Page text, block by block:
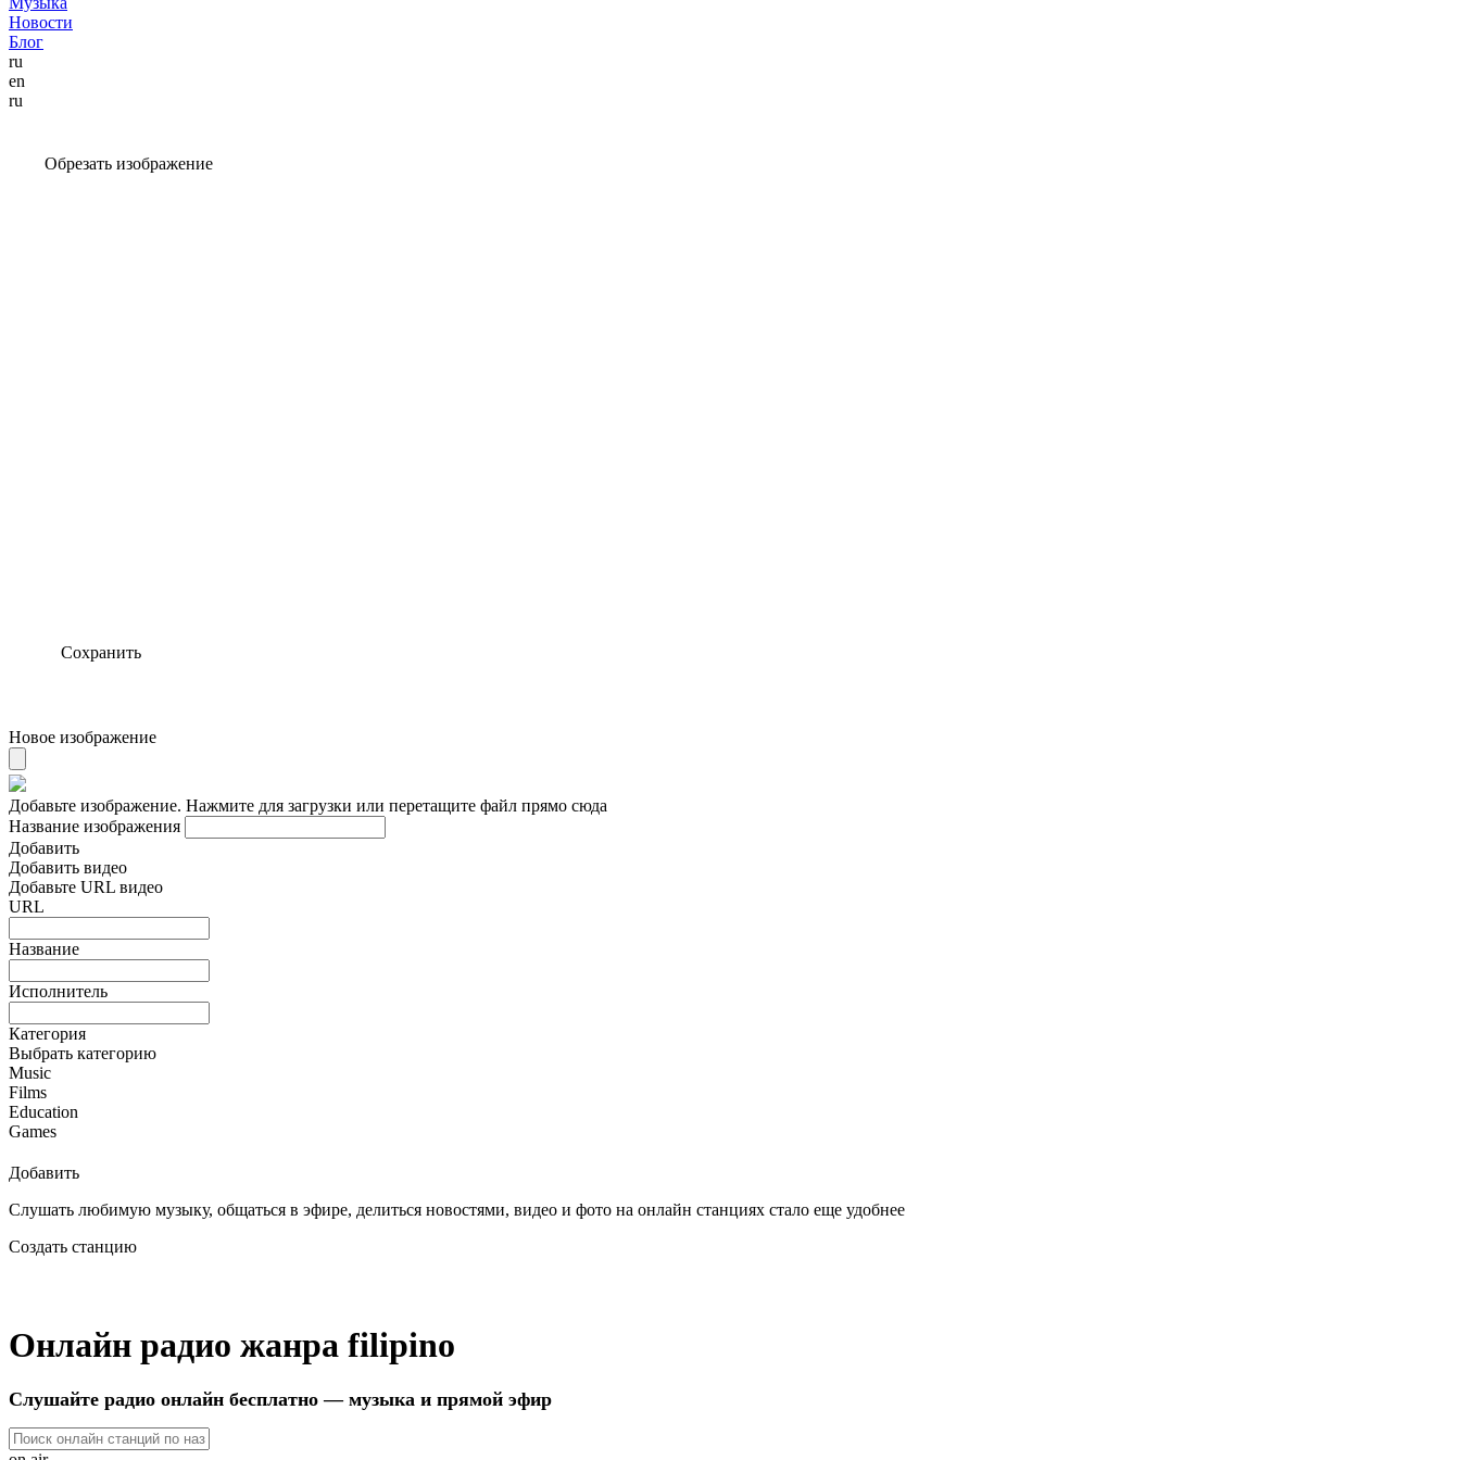
Новости
Блог
ru
en
ru
Обрезать изображение
Сохранить
Новое изображение
Добавьте изображение. Нажмите для загрузки или перетащите файл прямо сюда
Название изображения
Добавить
Добавить видео
Добавьте URL видео
URL
Название
Исполнитель
Категория
Выбрать категорию
Music
Films
Education
Games
Добавить
Слушать любимую музыку, общаться в эфире, делиться новостями, видео и фото на онлайн станциях стало еще удобнее
Создать станцию
Онлайн радио жанра filipino
Слушайте радио онлайн бесплатно — музыка и прямой эфир